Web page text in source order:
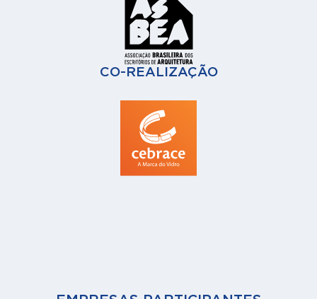
CO-REALIZAÇÃO